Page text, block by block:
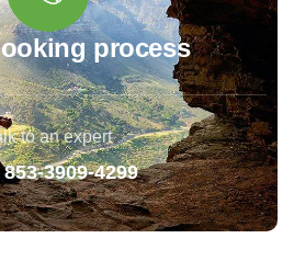
process
to an expert
3909-4299